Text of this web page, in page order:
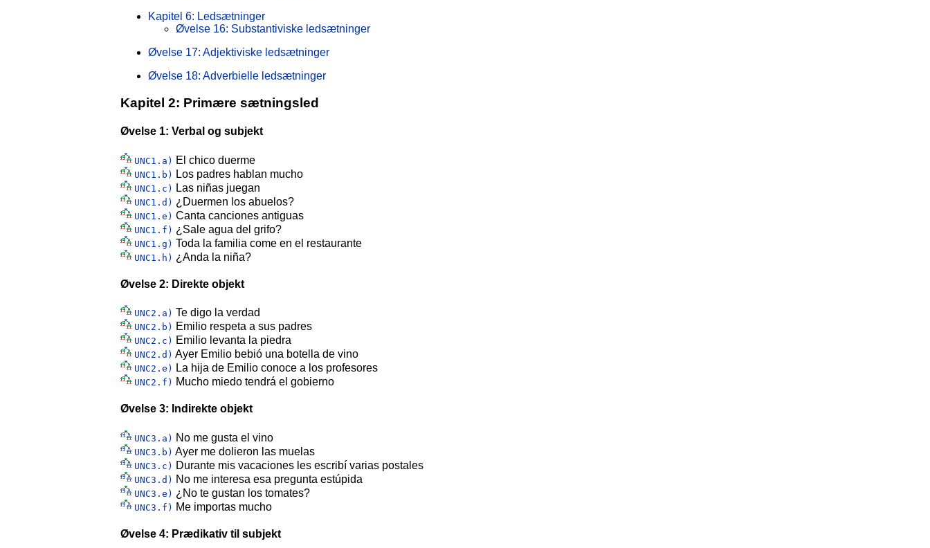
Kapitel 6: Ledsætninger
Øvelse 16: Substantiviske ledsætninger
Øvelse 17: Adjektiviske ledsætninger
Øvelse 18: Adverbielle ledsætninger
Kapitel 2: Primære sætningsled
Øvelse 1: Verbal og subjekt
UNC1.a) El chico duerme
UNC1.b) Los padres hablan mucho
UNC1.c) Las niñas juegan
UNC1.d) ¿Duermen los abuelos?
UNC1.e) Canta canciones antiguas
UNC1.f) ¿Sale agua del grifo?
UNC1.g) Toda la familia come en el restaurante
UNC1.h) ¿Anda la niña?
Øvelse 2: Direkte objekt
UNC2.a) Te digo la verdad
UNC2.b) Emilio respeta a sus padres
UNC2.c) Emilio levanta la piedra
UNC2.d) Ayer Emilio bebió una botella de vino
UNC2.e) La hija de Emilio conoce a los profesores
UNC2.f) Mucho miedo tendrá el gobierno
Øvelse 3: Indirekte objekt
UNC3.a) No me gusta el vino
UNC3.b) Ayer me dolieron las muelas
UNC3.c) Durante mis vacaciones les escribí varias postales
UNC3.d) No me interesa esa pregunta estúpida
UNC3.e) ¿No te gustan los tomates?
UNC3.f) Me importas mucho
Øvelse 4: Prædikativ til subjekt